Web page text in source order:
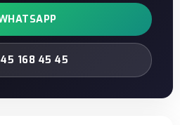
168 45 45